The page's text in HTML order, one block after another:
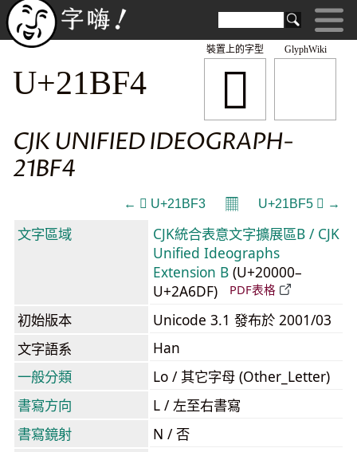
GlyphWiki
𡯴
裝置上的字型
U+21BF4
CJK UNIFIED IDEOGRAPH-
21BF4
← 𡯳 U+21BF3 𝄜 U+21BF5 𡯵 →
文字區域
CJK統合表意文字擴展區B / CJK
Unified Ideographs
Extension B (U+20000–
U+2A6DF)
PDF表格
初始版本
Unicode 3.1 發布於 2001/03
文字語系
Han
一般分類
Lo / 其它字母 (Other_Letter)
書寫方向
L / 左至右書寫
書寫鏡射
N / 否